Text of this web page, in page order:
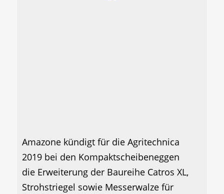
Amazone kündigt für die Agritechnica
2019 bei den Kompaktscheibeneggen
die Erweiterung der Baureihe Catros XL,
Strohstriegel sowie Messerwalze für